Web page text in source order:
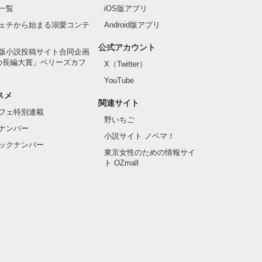
覧
チから始まる溺愛コンテ
小説投稿サイト合同企画
長編大賞」ベリーズカフ
メ
ェ特別連載
ンバー
クナンバー
iOS版アプリ
Android版アプリ
公式アカウント
X（Twitter）
YouTube
関連サイト
野いちご
小説サイト ノベマ！
東京女性のための情報サイ
ト OZmall